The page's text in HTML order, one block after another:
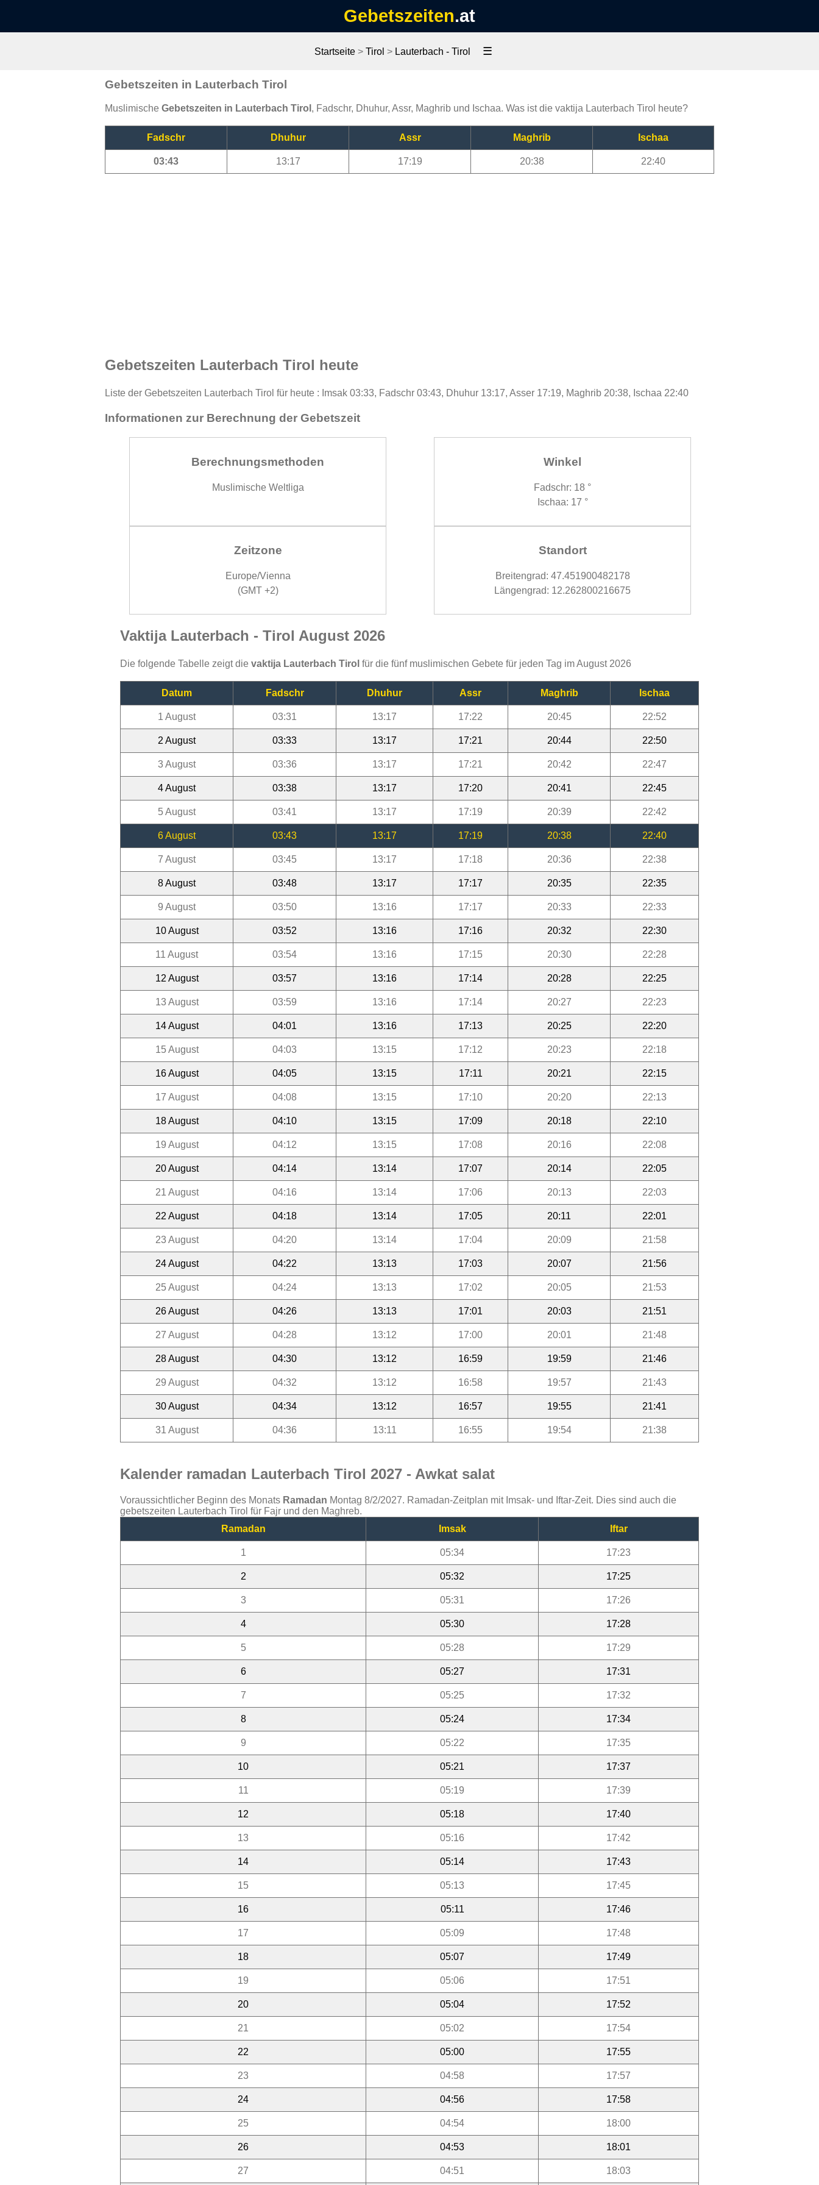
Gebetszeiten.at
Startseite > Tirol > Lauterbach - Tirol ☰
Gebetszeiten in Lauterbach Tirol
Muslimische Gebetszeiten in Lauterbach Tirol , Fadschr, Dhuhur, Assr, Maghrib und Ischaa. Was ist die vaktija Lauterbach Tirol heute?
Fadschr Dhuhur Assr Maghrib Ischaa
03:43 13:17 17:19 20:38 22:40
Gebetszeiten Lauterbach Tirol heute
Liste der Gebetszeiten Lauterbach Tirol für heute : Imsak 03:33, Fadschr 03:43, Dhuhur 13:17, Asser 17:19, Maghrib 20:38, Ischaa 22:40
Informationen zur Berechnung der Gebetszeit
Berechnungsmethoden
Muslimische Weltliga
Winkel
Fadschr: 18 °
Ischaa: 17 °
Zeitzone
Europe/Vienna
(GMT +2)
Standort
Breitengrad: 47.451900482178
Längengrad: 12.262800216675
Vaktija Lauterbach - Tirol August 2026
Die folgende Tabelle zeigt die vaktija Lauterbach Tirol für die fünf muslimischen Gebete für jeden Tag im August 2026
Datum Fadschr Dhuhur Assr Maghrib Ischaa
1 August 03:31 13:17 17:22 20:45 22:52
2 August 03:33 13:17 17:21 20:44 22:50
3 August 03:36 13:17 17:21 20:42 22:47
4 August 03:38 13:17 17:20 20:41 22:45
5 August 03:41 13:17 17:19 20:39 22:42
6 August 03:43 13:17 17:19 20:38 22:40
7 August 03:45 13:17 17:18 20:36 22:38
8 August 03:48 13:17 17:17 20:35 22:35
9 August 03:50 13:16 17:17 20:33 22:33
10 August 03:52 13:16 17:16 20:32 22:30
11 August 03:54 13:16 17:15 20:30 22:28
12 August 03:57 13:16 17:14 20:28 22:25
13 August 03:59 13:16 17:14 20:27 22:23
14 August 04:01 13:16 17:13 20:25 22:20
15 August 04:03 13:15 17:12 20:23 22:18
16 August 04:05 13:15 17:11 20:21 22:15
17 August 04:08 13:15 17:10 20:20 22:13
18 August 04:10 13:15 17:09 20:18 22:10
19 August 04:12 13:15 17:08 20:16 22:08
20 August 04:14 13:14 17:07 20:14 22:05
21 August 04:16 13:14 17:06 20:13 22:03
22 August 04:18 13:14 17:05 20:11 22:01
23 August 04:20 13:14 17:04 20:09 21:58
24 August 04:22 13:13 17:03 20:07 21:56
25 August 04:24 13:13 17:02 20:05 21:53
26 August 04:26 13:13 17:01 20:03 21:51
27 August 04:28 13:12 17:00 20:01 21:48
28 August 04:30 13:12 16:59 19:59 21:46
29 August 04:32 13:12 16:58 19:57 21:43
30 August 04:34 13:12 16:57 19:55 21:41
31 August 04:36 13:11 16:55 19:54 21:38
Kalender ramadan Lauterbach Tirol 2027 - Awkat salat
Voraussichtlicher Beginn des Monats Ramadan Montag 8/2/2027. Ramadan-Zeitplan mit Imsak- und Iftar-Zeit. Dies sind auch die
gebetszeiten Lauterbach Tirol für Fajr und den Maghreb.
Ramadan
Imsak Iftar
1 05:34 17:23
2 05:32 17:25
3 05:31 17:26
4 05:30 17:28
5 05:28 17:29
6 05:27 17:31
7 05:25 17:32
8 05:24 17:34
9 05:22 17:35
10 05:21 17:37
11 05:19 17:39
12 05:18 17:40
13 05:16 17:42
14 05:14 17:43
15 05:13 17:45
16 05:11 17:46
17 05:09 17:48
18 05:07 17:49
19 05:06 17:51
20 05:04 17:52
21 05:02 17:54
22 05:00 17:55
23 04:58 17:57
24 04:56 17:58
25 04:54 18:00
26 04:53 18:01
27 04:51 18:03